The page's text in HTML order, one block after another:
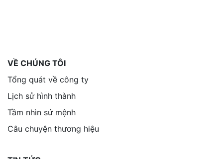
VỀ CHÚNG TÔI
Tổng quát về công ty
Lịch sử hình thành
Tầm nhìn sứ mệnh
Câu chuyện thương hiệu